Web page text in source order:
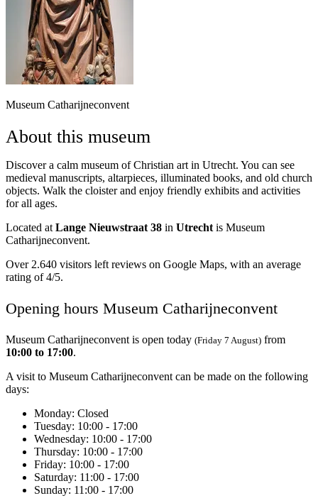
Museum Catharijneconvent
About this museum
Discover a calm museum of Christian art in Utrecht. You can see
medieval manuscripts, altarpieces, illuminated books, and old church
objects. Walk the cloister and enjoy friendly exhibits and activities
for all ages.
Located at Lange Nieuwstraat 38 in Utrecht is Museum
Catharijneconvent.
Over 2.640 visitors left reviews on Google Maps, with an average
rating of 4/5.
Opening hours Museum Catharijneconvent
Museum Catharijneconvent is open today (Friday 7 August) from
10:00 to 17:00.
A visit to Museum Catharijneconvent can be made on the following
days:
Monday: Closed
Tuesday: 10:00 - 17:00
Wednesday: 10:00 - 17:00
Thursday: 10:00 - 17:00
Friday: 10:00 - 17:00
Saturday: 11:00 - 17:00
Sunday: 11:00 - 17:00